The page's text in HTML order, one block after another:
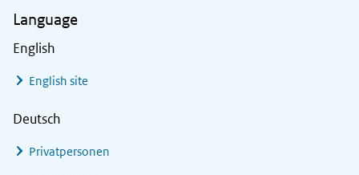
Language
English
English site
Deutsch
Privatpersonen